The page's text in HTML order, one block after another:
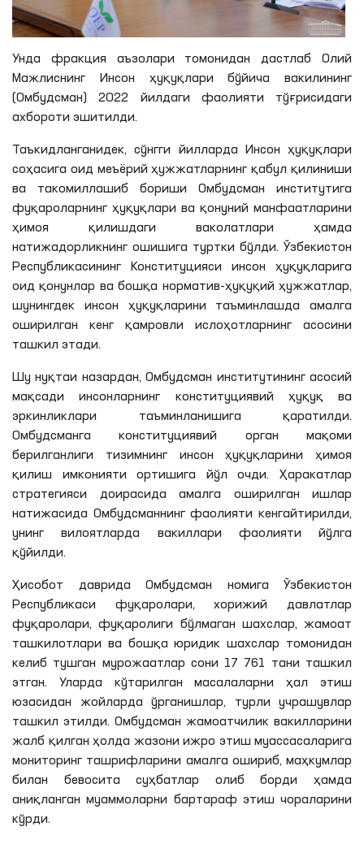
Унда фракция аъзолари томонидан дастлаб Олий
Мажлиснинг Инсон ҳуқуқлари бўйича вакилининг
(Омбудсман) 2022 йилдаги фаолияти тўғрисидаги
ахбороти эшитилди.
Таъкидланганидек, сўнгги йилларда Инсон ҳуқуқлари
соҳасига оид меъёрий ҳужжатларнинг қабул қилиниши
ва такомиллашиб бориши Омбудсман институтига
фуқароларнинг ҳуқуқлари ва қонуний манфаатларини
ҳимоя қилишдаги ваколатлари ҳамда
натижадорликнинг ошишига туртки бўлди. Ўзбекистон
Республикасининг Конституцияси инсон ҳуқуқларига
оид қонунлар ва бошқа норматив-ҳуқуқий ҳужжатлар,
шунингдек инсон ҳуқуқларини таъминлашда амалга
оширилган кенг қамровли ислоҳотларнинг асосини
ташкил этади.
Шу нуқтаи назардан, Омбудсман институтининг асосий
мақсади инсонларнинг конституциявий ҳуқуқ ва
эркинликлари таъминланишига қаратилди.
Омбудсманга конституциявий орган мақоми
берилганлиги тизимнинг инсон ҳуқуқларини ҳимоя
қилиш имконияти ортишига йўл очди. Ҳаракатлар
стратегияси доирасида амалга оширилган ишлар
натижасида Омбудсманнинг фаолияти кенгайтирилди,
унинг вилоятларда вакиллари фаолияти йўлга
қўйилди.
Ҳисобот даврида Омбудсман номига Ўзбекистон
Республикаси фуқаролари, хорижий давлатлар
фуқаролари, фуқаролиги бўлмаган шахслар, жамоат
ташкилотлари ва бошқа юридик шахслар томонидан
келиб тушган мурожаатлар сони 17 761 тани ташкил
этган. Уларда кўтарилган масалаларни ҳал этиш
юзасидан жойларда ўрганишлар, турли учрашувлар
ташкил этилди. Омбудсман жамоатчилик вакилларини
жалб қилган ҳолда жазони ижро этиш муассасаларига
мониторинг ташрифларини амалга ошириб, маҳкумлар
билан бевосита суҳбатлар олиб борди ҳамда
аниқланган муаммоларни бартараф этиш чораларини
кўрди.